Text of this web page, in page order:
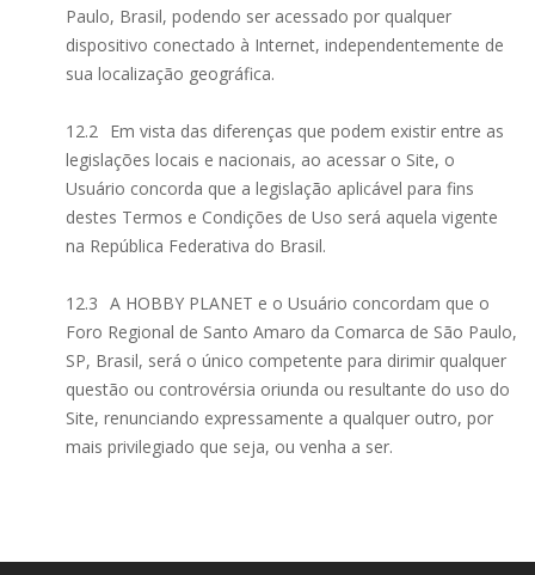
Paulo, Brasil, podendo ser acessado por qualquer
dispositivo conectado à Internet, independentemente de
sua localização geográfica.
12.2 Em vista das diferenças que podem existir entre as
legislações locais e nacionais, ao acessar o Site, o
Usuário concorda que a legislação aplicável para fins
destes Termos e Condições de Uso será aquela vigente
na República Federativa do Brasil.
12.3 A HOBBY PLANET e o Usuário concordam que o
Foro Regional de Santo Amaro da Comarca de São Paulo,
SP, Brasil, será o único competente para dirimir qualquer
questão ou controvérsia oriunda ou resultante do uso do
Site, renunciando expressamente a qualquer outro, por
mais privilegiado que seja, ou venha a ser.